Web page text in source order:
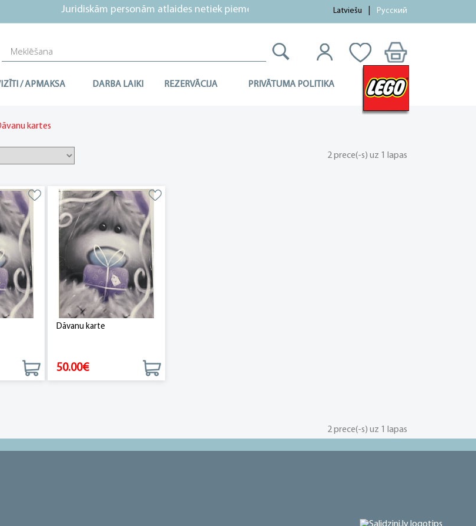
Juridiskām personām atlaides netiek piemērotas! Latviešu Русский
/ APMAKSA DARBA LAIKI REZERVĀCIJA PRIVĀTUMA POLITIKA
kartes
2 prece(-s) uz 1 lapas
Dāvanu karte
50.00€
2 prece(-s) uz 1 lapas